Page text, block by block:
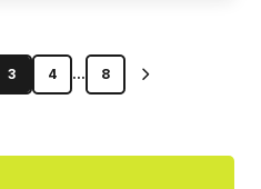
3 4 ... 8